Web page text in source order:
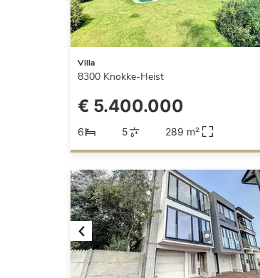
Villa
8300 Knokke-Heist
€ 5.400.000
6 5 289 m²
Previous